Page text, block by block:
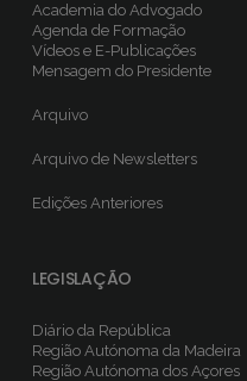
Academia do Advogado
Agenda de Formação
Vídeos e E-Publicações
Mensagem do Presidente
Arquivo
Arquivo de Newsletters
Edições Anteriores
LEGISLAÇÃO
Diário da República
Região Autónoma da Madeira
Região Autónoma dos Açores